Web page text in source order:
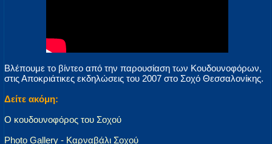
Βλέπουμε το βίντεο από την παρουσίαση των Κουδουνοφόρων,
στις Αποκριάτικες εκδηλώσεις του 2007 στο Σοχό Θεσσαλονίκης.
Δείτε ακόμη:
Ο κουδουνοφόρος του Σοχού
Photo Gallery - Καρναβάλι Σοχού